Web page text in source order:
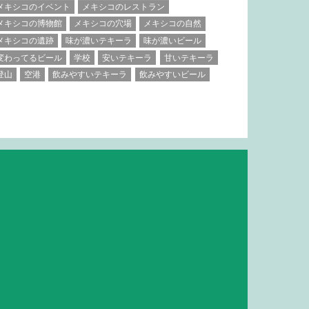
キシコのイベント
メキシコのレストラン
キシコの博物館
メキシコの穴場
メキシコの自然
キシコの遺跡
味が濃いテキーラ
味が濃いビール
わってるビール
学校 安いテキーラ
甘いテキーラ
山
空港 飲みやすいテキーラ 飲みやすいビール